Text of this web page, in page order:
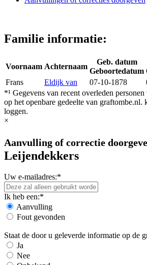
Familie informatie:
Voornaam Achternaam
Geb. datum
Geboortedatum
Frans
Eldijk van 07-10-1878
*¹ Gegevens van recent overleden
op het openbare gedeelte van graftombe.nl.
loggen.
×
Aanvulling of correctie
Leijendekkers
Uw e-mailadres:*
Ik heb een:*
Aanvulling
Fout gevonden
Staat de door u geleverde informatie op de
Ja
Nee